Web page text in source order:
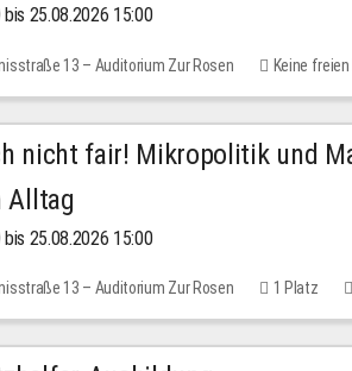
25.08.2026 15:00
13 – Auditorium Zur Rosen Keine
nicht fair! Mikropolitik und
Alltag
25.08.2026 15:00
13 – Auditorium Zur Rosen 1 Platz